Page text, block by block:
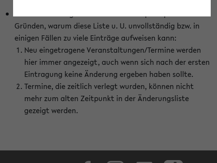
Gründen, warum diese Liste u. U. unvollständig bzw. in
einigen Fällen zu viele Einträge aufweisen kann:
Neu eingetragene Veranstaltungen/Termine werden
hier immer angezeigt, auch wenn sich nach der ersten
Eintragung keine Änderung ergeben haben sollte.
Termine, die zeitlich verlegt wurden, können nicht
mehr zum alten Zeitpunkt in der Änderungsliste
gezeigt werden.